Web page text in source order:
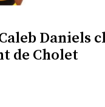
Daniels
de Cholet